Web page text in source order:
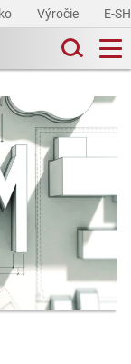
Výročie E-